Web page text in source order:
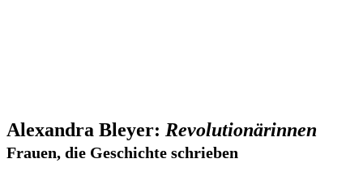
Alexandra Bleyer: Revolutionärinnen
Frauen, die Geschichte schrieben